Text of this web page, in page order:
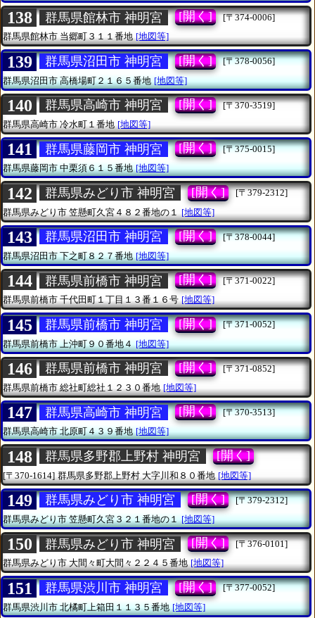
138 群馬県館林市 神明宮 [開く]
[〒374-0006]
群馬県館林市当郷町３１１番地 [地図等]
139 群馬県沼田市 神明宮 [開く]
[〒378-0056]
群馬県沼田市高橋場町２１６５番地 [地図等]
140 群馬県高崎市 神明宮 [開く]
[〒370-3519]
群馬県高崎市 冷水町１番地 [地図等]
141 群馬県藤岡市 神明宮 [開く]
[〒375-0015]
群馬県藤岡市中栗須６１５番地 [地図等]
142 群馬県みどり市 神明宮 [開く]
[〒379-2312]
群馬県みどり市 笠懸町久宮４８２番地の１ [地図等]
143 群馬県沼田市 神明宮 [開く]
[〒378-0044]
群馬県沼田市下之町８２７番地 [地図等]
144 群馬県前橋市 神明宮 [開く]
[〒371-0022]
群馬県前橋市千代田町１丁目１３番１６号 [地図等]
145 群馬県前橋市 神明宮 [開く]
[〒371-0052]
群馬県前橋市上沖町９０番地４ [地図等]
146 群馬県前橋市 神明宮 [開く]
[〒371-0852]
群馬県前橋市 総社町総社１２３０番地 [地図等]
147 群馬県高崎市 神明宮 [開く]
[〒370-3513]
群馬県高崎市北原町４３９番地 [地図等]
148 群馬県多野郡上野村 神明宮 [開く]
[〒370-1614] 群馬県多野郡上野村 大字川和８０番地 [地図等]
149 群馬県みどり市 神明宮 [開く]
[〒379-2312]
群馬県みどり市笠懸町久宮３２１番地の１ [地図等]
150 群馬県みどり市 神明宮 [開く]
[〒376-0101]
群馬県みどり市大間々町大間々２２４５番地 [地図等]
151 群馬県渋川市 神明宮 [開く]
[〒377-0052]
群馬県渋川市北橘町上箱田１１３５番地 [地図等]